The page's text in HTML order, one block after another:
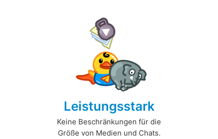
Leistungsstark
Keine Beschränkungen für die
Größe von Medien und Chats.